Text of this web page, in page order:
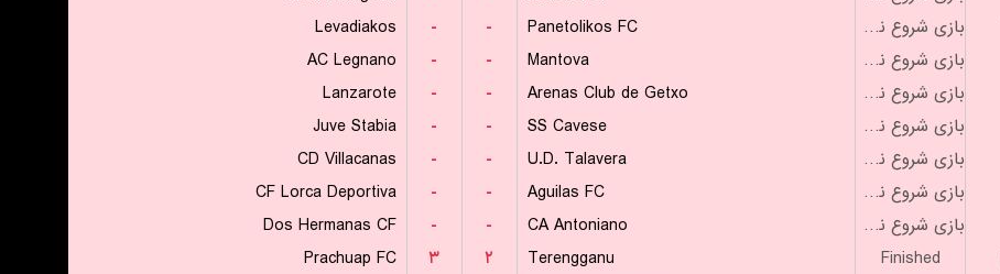
Levadiakos
- - Panetolikos FC بازی شروع نشده است
AC Legnano
- - Mantova بازی شروع نشده است
Lanzarote
- - Arenas Club de Getxo بازی شروع نشده است
Juve Stabia
- - SS Cavese بازی شروع نشده است
CD Villacanas
- - U.D. Talavera بازی شروع نشده است
CF Lorca Deportiva
- - Aguilas FC بازی شروع نشده است
Dos Hermanas CF
- - CA Antoniano بازی شروع نشده است
Prachuap FC
۳ ۲ Terengganu Finished